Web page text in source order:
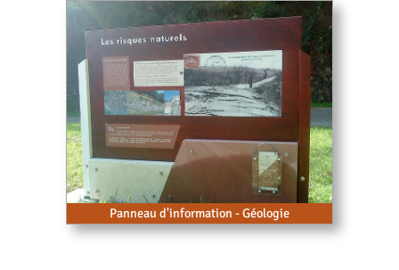
Panneau d'information - Géologie